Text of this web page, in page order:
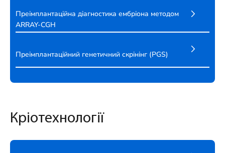
Преімплантаційна діагностика ембріона методом
ARRAY-CGH
Преімплантаційний генетичний скрінінг (PGS)
Кріотехнології